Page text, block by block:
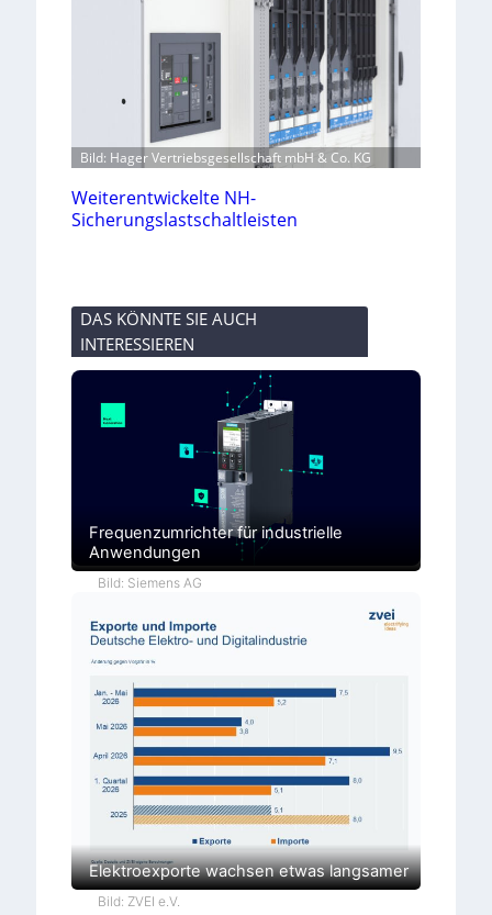
Bild: Hager Vertriebsgesellschaft mbH & Co. KG
Weiterentwickelte NH-
Sicherungslastschaltleisten
DAS KÖNNTE SIE AUCH
INTERESSIEREN
Frequenzumrichter für industrielle
Anwendungen
Bild: Siemens AG
Elektroexporte wachsen etwas langsamer
Bild: ZVEI e.V.